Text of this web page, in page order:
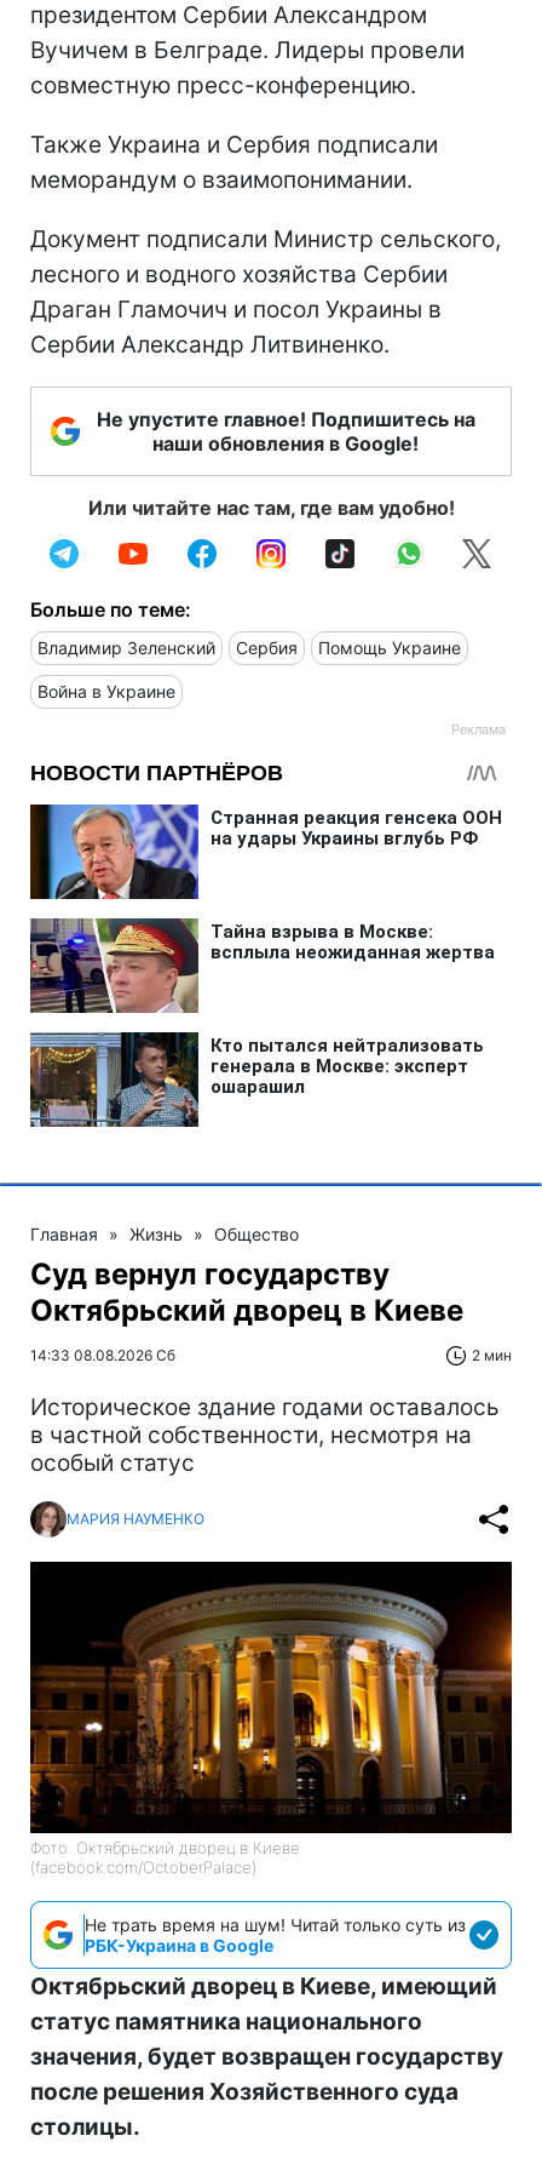
президентом Сербии Александром
Вучичем в Белграде. Лидеры провели
совместную пресс-конференцию.
Также Украина и Сербия подписали
меморандум о взаимопонимании.
Документ подписали Министр сельского,
лесного и водного хозяйства Сербии
Драган Гламочич и посол Украины в
Сербии Александр Литвиненко.
Не упустите главное! Подпишитесь на
наши обновления в Google!
Или читайте нас там, где вам удобно!
Больше по теме:
Владимир Зеленский Сербия Помощь Украине
Война в Украине
Главная » Жизнь » Общество
Суд вернул государству
Октябрьский дворец в Киеве
14:33 08.08.2026 Сб 2 мин
Историческое здание годами оставалось
в частной собственности, несмотря на
особый статус
МАРИЯ НАУМЕНКО
Фото: Октябрьский дворец в Киеве
(facebook.com/OctoberPalace)
Не трать время на шум! Читай только суть из
РБК-Украина в Google
Октябрьский дворец в Киеве, имеющий
статус памятника национального
значения, будет возвращен государству
после решения Хозяйственного суда
столицы.